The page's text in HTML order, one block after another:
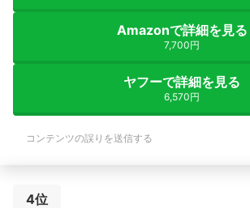
Amazonで詳細を見る
7,700円
ヤフーで詳細を見る
6,570円
コンテンツの誤りを送信する
4位